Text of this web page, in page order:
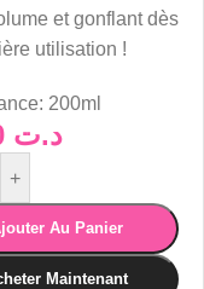
et gonflant dès
utilisation !
200ml
د.ت
+
Au Panier
Maintenant